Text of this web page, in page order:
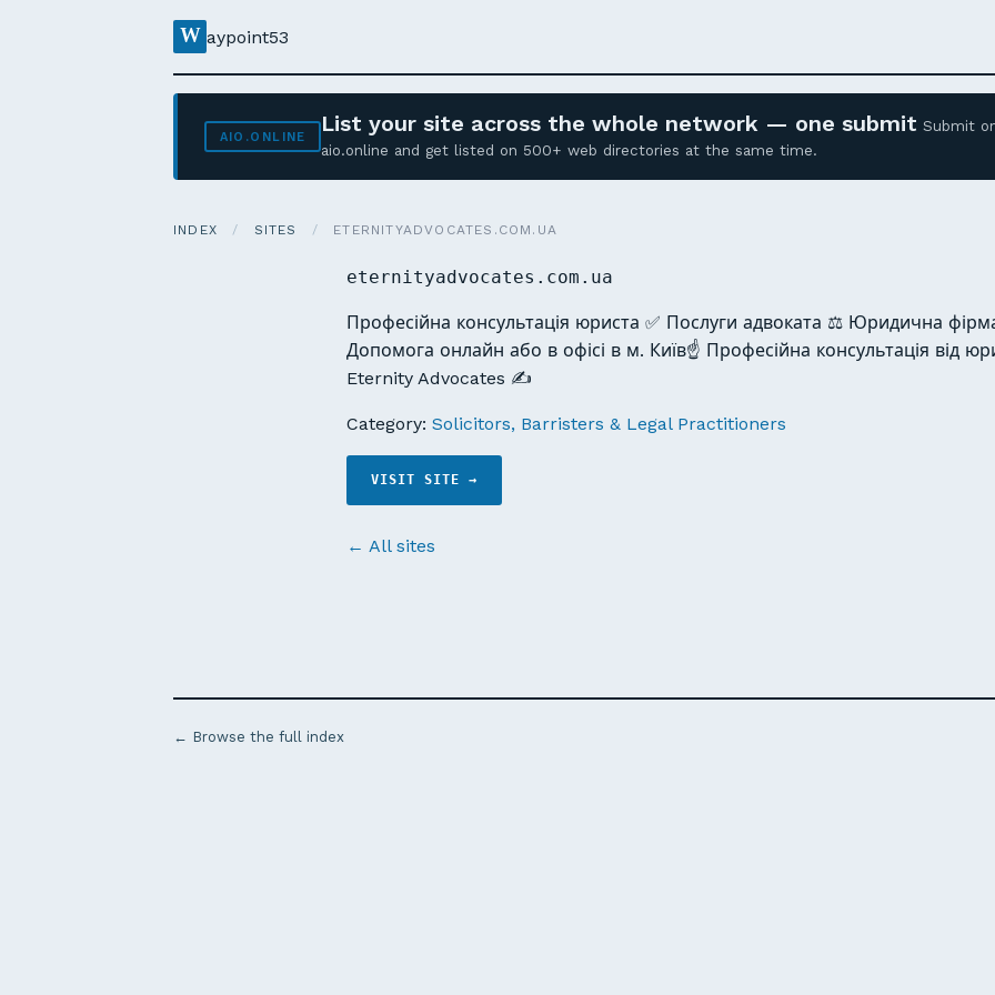
W aypoint53
AIO.ONLINE List your site across the whole network — one submit Submit
aio.online and get listed on 500+ web directories at the same time.
INDEX / SITES / ETERNITYADVOCATES.COM.UA
eternityadvocates.com.ua
Професійна консультація юриста ✅ Послуги адвоката ⚖️ Юридична
Допомога онлайн або в офісі в м. Київ☝ Професійна консультація від
Eternity Advocates ✍
Category: Solicitors, Barristers & Legal Practitioners
VISIT SITE →
← All sites
← Browse the full index